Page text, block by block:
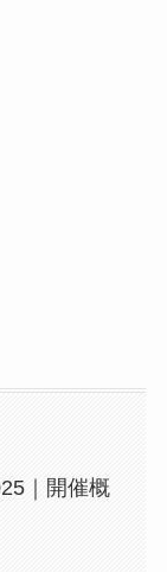
｜開催概